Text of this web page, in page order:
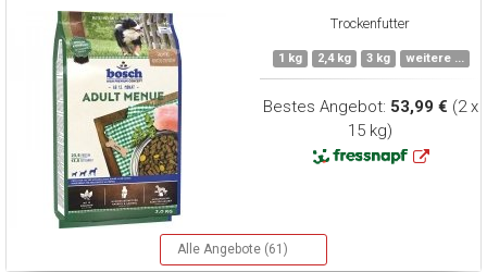
Trockenfutter
1 kg 2,4 kg 3 kg weitere ...
Bestes Angebot: 53,99 € (2 x
15 kg)
Alle Angebote (61)